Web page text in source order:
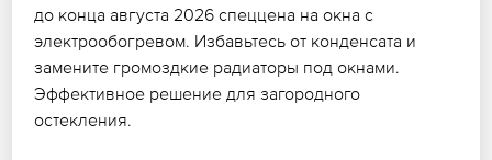
до конца августа 2026 спеццена на окна с
электрообогревом. Избавьтесь от конденсата и
замените громоздкие радиаторы под окнами.
Эффективное решение для загородного
остекления.